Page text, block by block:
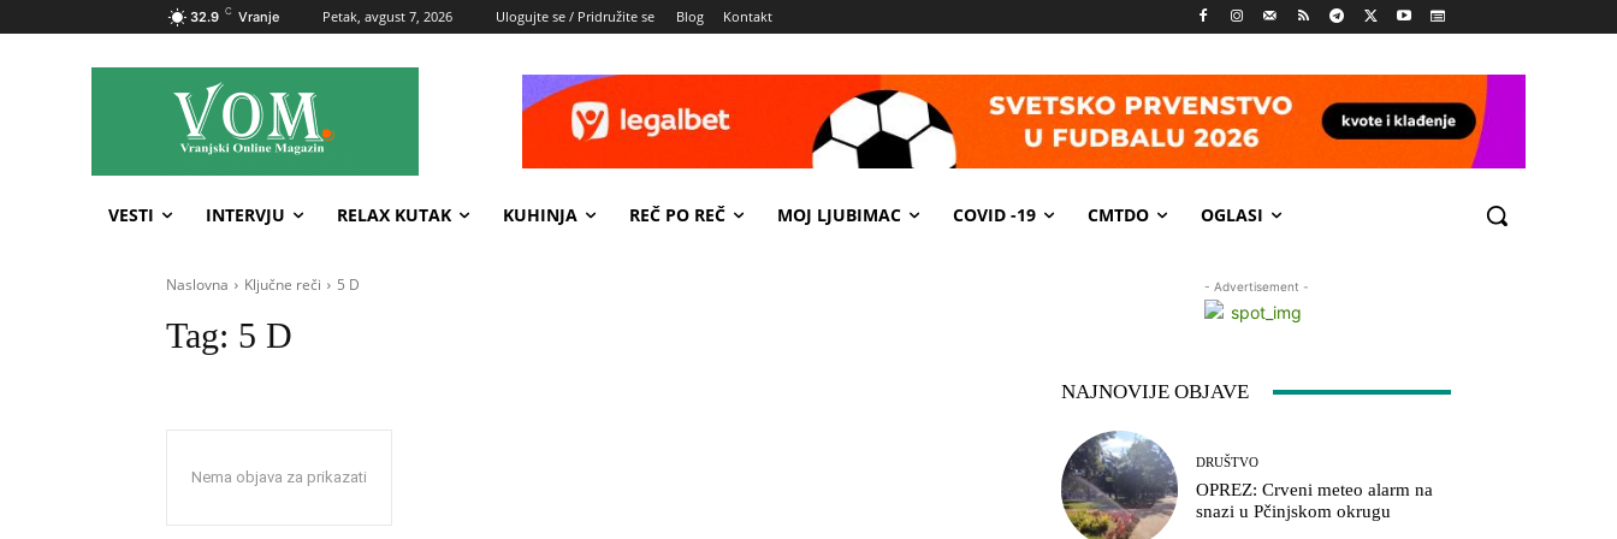
32.9 C Vranje Petak, avgust 7, 2026 Ulogujte se / Pridružite se Blog Kontakt
VESTI INTERVJU RELAX KUTAK KUHINJA REČ PO REČ MOJ LJUBIMAC COVID -19 CMTDO OGLASI
Naslovna Ključne reči 5 D
Tag: 5 D
Nema objava za prikazati
- Advertisement -
NAJNOVIJE OBJAVE
DRUŠTVO
OPREZ: Crveni meteo alarm na
snazi u Pčinjskom okrugu